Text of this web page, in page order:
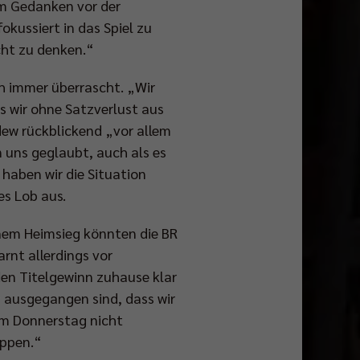
Gedanken vor der
in das Spiel zu
zu denken.“
immer überrascht. „Wir
wir ohne Satzverlust aus
rückblickend „vor allem
uns geglaubt, auch als es
wir die Situation
Lob aus.
Heimsieg könnten die BR
allerdings vor
Titelgewinn zuhause klar
sind, dass wir
Donnerstag nicht